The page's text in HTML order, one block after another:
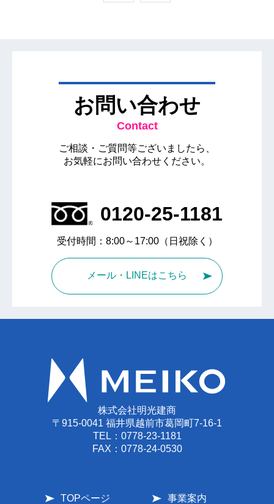
お問い合わせ
Contact
ご相談・ご質問等ございましたら、
お気軽にお問い合わせください。
0120-25-1181
受付時間：8:00～17:00（日祝除く）
メール・LINEはこちら
株式会社明光建商
〒915-0041 福井県越前市葛岡町7-16-1
TEL： 0778-23-1181
FAX：0778-24-0530
TOPページ 事業案内